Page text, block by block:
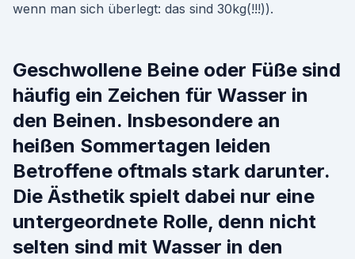
wenn man sich überlegt: das sind 30kg(!!!)).
Geschwollene Beine oder Füße sind
häufig ein Zeichen für Wasser in
den Beinen. Insbesondere an
heißen Sommertagen leiden
Betroffene oftmals stark darunter.
Die Ästhetik spielt dabei nur eine
untergeordnete Rolle, denn nicht
selten sind mit Wasser in den